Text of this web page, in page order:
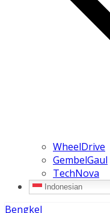
WheelDrive
GembelGaul
TechNova
Indonesian
Bengkel